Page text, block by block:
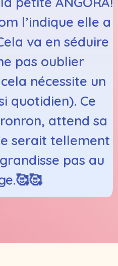
l’indique elle a
va en séduire
pas oublier
nécessite un
quotidien). Ce
attend sa
serait tellement
pas au